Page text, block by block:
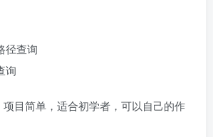
径查询
询
目简单，适合初学者，可以自己的作